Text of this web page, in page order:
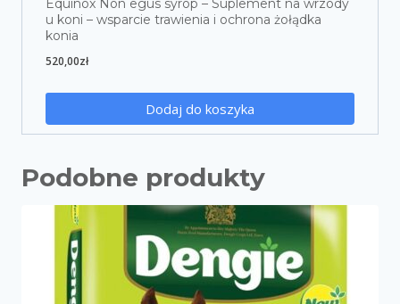
Equinox Non egus syrop – Suplement na wrzody
u koni – wsparcie trawienia i ochrona żołądka
konia
520,00zł
Dodaj do koszyka
Podobne produkty